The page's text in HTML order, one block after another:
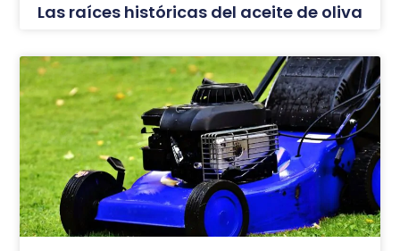
Las raíces históricas del aceite de oliva